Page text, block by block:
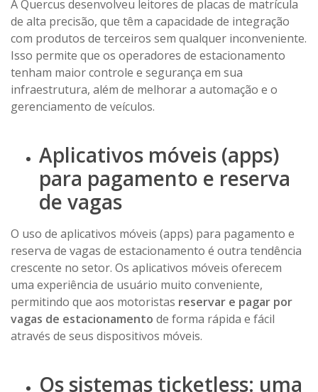
A Quercus desenvolveu leitores de placas de matrícula
de alta precisão, que têm a capacidade de integração
com produtos de terceiros sem qualquer inconveniente.
Isso permite que os operadores de estacionamento
tenham maior controle e segurança em sua
infraestrutura, além de melhorar a automação e o
gerenciamento de veículos.
Aplicativos móveis (apps)
para pagamento e reserva
de vagas
O uso de aplicativos móveis (apps) para pagamento e
reserva de vagas de estacionamento é outra tendência
crescente no setor. Os aplicativos móveis oferecem
uma experiência de usuário muito conveniente,
permitindo que aos motoristas reservar e pagar por
vagas de estacionamento de forma rápida e fácil
através de seus dispositivos móveis.
Os sistemas ticketless: uma